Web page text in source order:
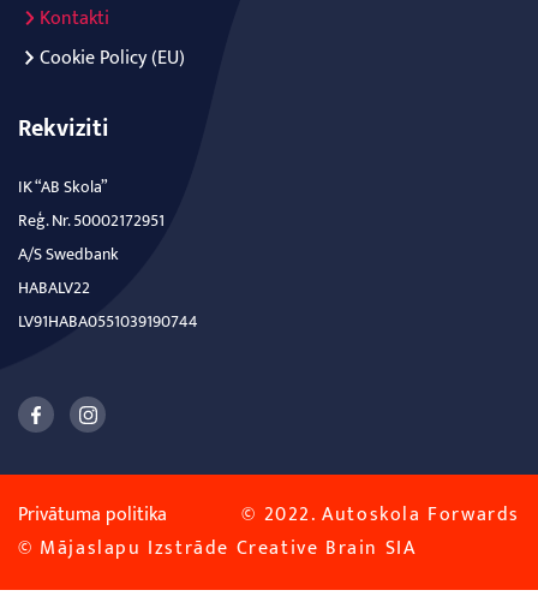
Kontakti
Cookie Policy (EU)
Rekviziti
IK “AB Skola”
Reģ. Nr. 50002172951
A/S Swedbank
HABALV22
LV91HABA0551039190744
Privātuma politika
© 2022. Autoskola Forwards
© Mājaslapu Izstrāde Creative Brain SIA